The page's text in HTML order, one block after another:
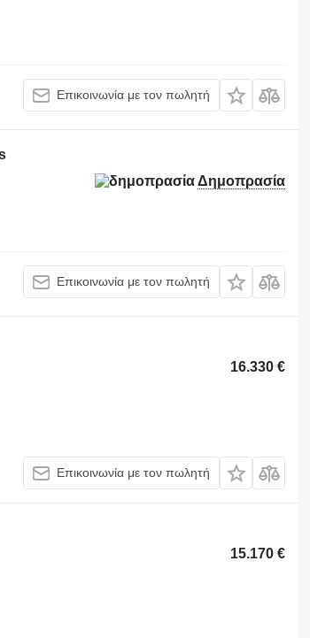
Επικοινωνία με τον πωλητή
Δημοπρασία
Επικοινωνία με τον πωλητή
16.330 €
Επικοινωνία με τον πωλητή
15.170 €